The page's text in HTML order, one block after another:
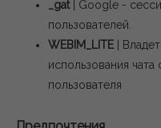
_gat| Google -
пользователей.
WEBIM_LITE |
использования
пользователя